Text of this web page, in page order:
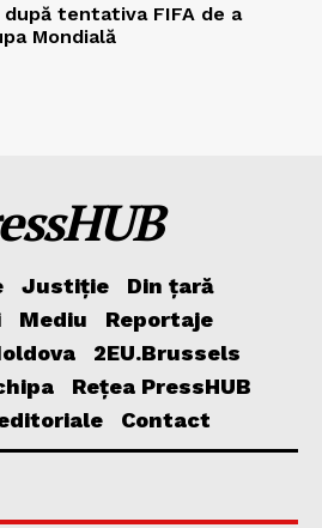
după tentativa FIFA de a
Mondială
Justiție
Din țară
Mediu
Reportaje
2EU.Brussels
Rețea PressHUB
Contact